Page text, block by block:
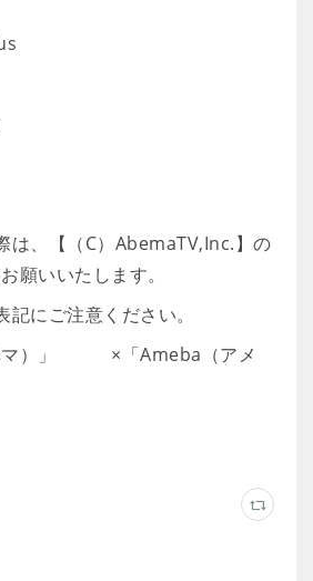
は、【（C）AbemaTV,Inc.】の
願いいたします。
にご注意ください。
マ）」 ×「Ameba（アメ